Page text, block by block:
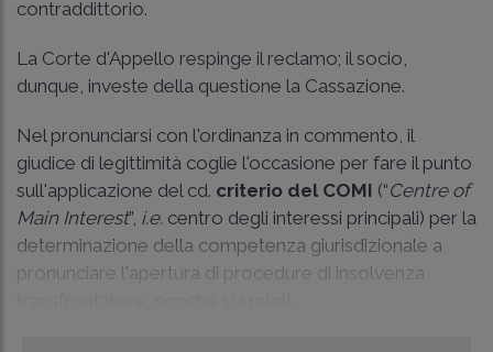
contraddittorio.
La Corte d'Appello respinge il reclamo; il socio,
dunque, investe della questione la Cassazione.
Nel pronunciarsi con l'ordinanza in commento, il
giudice di legittimità coglie l'occasione per fare il punto
sull'applicazione del cd. criterio del COMI (“Centre of
Main Interest”, i.e. centro degli interessi principali) per la
determinazione della competenza giurisdizionale a
pronunciare l'apertura di procedure di insolvenza